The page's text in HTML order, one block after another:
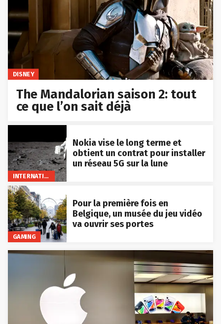
DISNEY
The Mandalorian saison 2: tout
ce que l’on sait déjà
INTERNATIONAL
Nokia vise le long terme et
obtient un contrat pour installer
un réseau 5G sur la lune
GAMING
Pour la première fois en
Belgique, un musée du jeu vidéo
va ouvrir ses portes